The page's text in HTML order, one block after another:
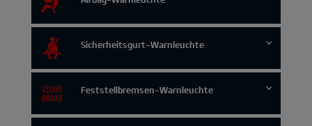
Sicherheitsgurt-Warnleuchte
Feststellbremsen-Warnleuchte